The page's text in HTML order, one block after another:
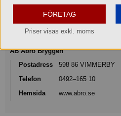
Varumärke
Åbro Original
AB Åbro Bryggeri
Postadress
598 86 VIMMERBY
Telefon
0492–165 10
Hemsida
www.abro.se
FÖRETAG
Priser visas exkl. moms